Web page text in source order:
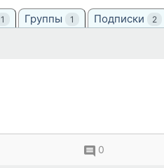
1 Группы 1 Подписки 2
0